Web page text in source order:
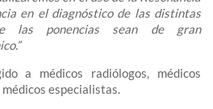
en el diagnóstico de las distintas
las ponencias sean de gran
a médicos radiólogos, médicos
especialistas.